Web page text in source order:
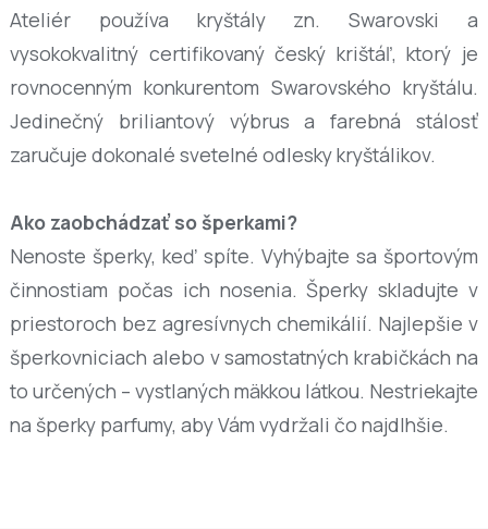
Ateliér používa kryštály zn. Swarovski a
vysokokvalitný certifikovaný český krištáľ, ktorý je
rovnocenným konkurentom Swarovského kryštálu.
Jedinečný briliantový výbrus a farebná stálosť
zaručuje dokonalé svetelné odlesky kryštálikov.
Ako zaobchádzať so šperkami?
Nenoste šperky, keď spíte. Vyhýbajte sa športovým
činnostiam počas ich nosenia. Šperky skladujte v
priestoroch bez agresívnych chemikálií. Najlepšie v
šperkovniciach alebo v samostatných krabičkách na
to určených – vystlaných mäkkou látkou. Nestriekajte
na šperky parfumy, aby Vám vydržali čo najdlhšie.